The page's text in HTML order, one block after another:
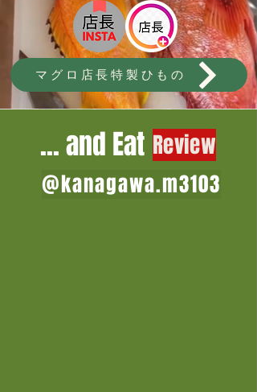
マグロ店長特製ひもの
... and ​Eat Review
@kanagawa.m3103